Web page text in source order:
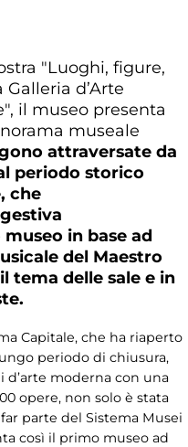
"Luoghi, figure,
d’Arte
il museo presenta
museale
attraversate da
periodo storico
che
in base ad
del Maestro
tema delle sale e in
Capitale, che ha riaperto
periodo di chiusura,
moderna con una
opere, non solo è stata
parte del Sistema Musei
così il primo museo ad